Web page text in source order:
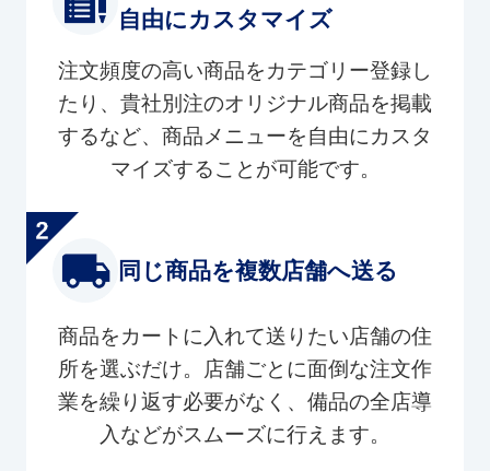
自由にカスタマイズ
注文頻度の高い商品をカテゴリー登録し
たり、貴社別注のオリジナル商品を掲載
するなど、商品メニューを自由にカスタ
マイズすることが可能です。
同じ商品を複数店舗へ送る
商品をカートに入れて送りたい店舗の住
所を選ぶだけ。店舗ごとに面倒な注文作
業を繰り返す必要がなく、備品の全店導
入などがスムーズに行えます。